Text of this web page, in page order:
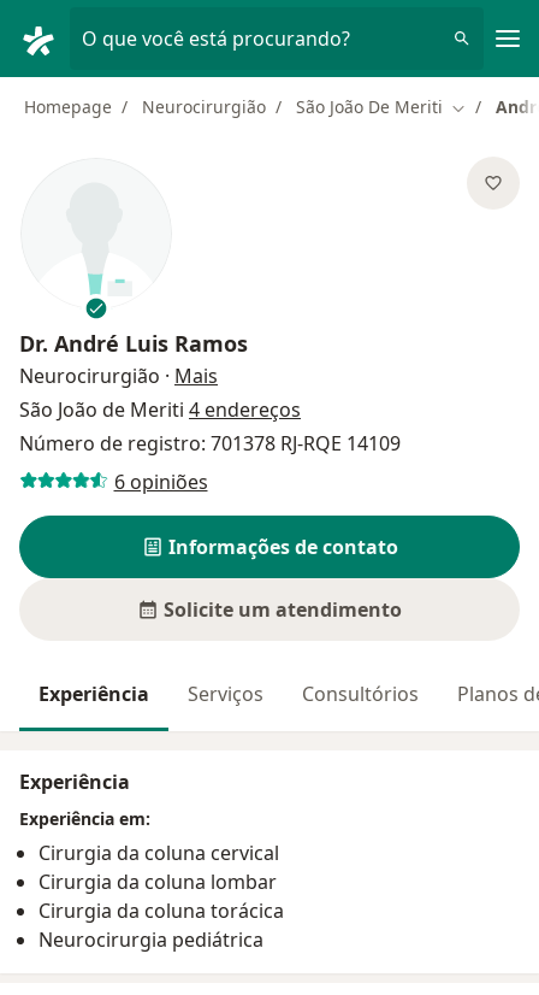
O que você está procurando?
Homepage Neurocirurgião São João De Meriti Mudar de
Dr. André Luis Ramos
Neurocirurgião · Mais
São João de Meriti 4 endereços
Número de registro: 701378 RJ-RQE 14109
6 opiniões
Informações de contato
Solicite um atendimento
Experiência Serviços Consultórios Planos
Experiência
Experiência em:
Cirurgia da coluna cervical
Cirurgia da coluna lombar
Cirurgia da coluna torácica
Neurocirurgia pediátrica